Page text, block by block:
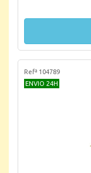
Refª 104789
ENVIO 24H